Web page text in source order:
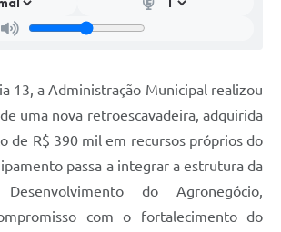
13, a Administração Municipal realizou
uma nova retroescavadeira, adquirida
de R$ 390 mil em recursos próprios do
passa a integrar a estrutura da
do Agronegócio,
com o fortalecimento do